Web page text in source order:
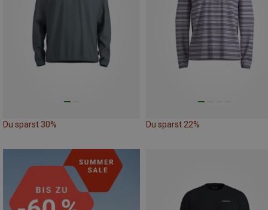
Du sparst 30% Du sparst 22%